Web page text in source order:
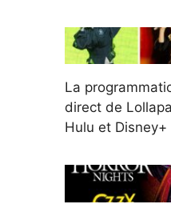
La
direct de
Hulu et Disney+